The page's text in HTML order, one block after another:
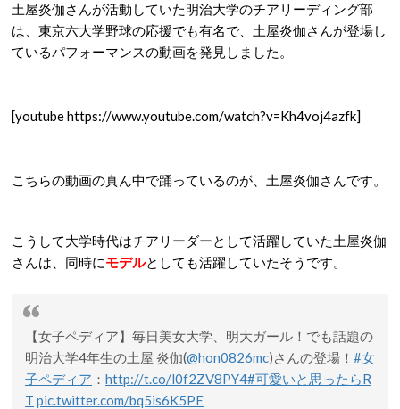
土屋炎伽さんが活動していた明治大学のチアリーディング部
は、東京六大学野球の応援でも有名で、土屋炎伽さんが登場し
ているパフォーマンスの動画を発見しました。
[youtube https://www.youtube.com/watch?v=Kh4voj4azfk]
こちらの動画の真ん中で踊っているのが、土屋炎伽さんです。
こうして大学時代はチアリーダーとして活躍していた土屋炎伽
さんは、同時にモデルとしても活躍していたそうです。
【女子ペディア】毎日美女大学、明大ガール！でも話題の
明治大学4年生の土屋 炎伽(@hon0826mc)さんの登場！ #女
子ペディア ： http://t.co/l0f2ZV8PY4#可愛いと思ったらR
T pic.twitter.com/bq5is6K5PE